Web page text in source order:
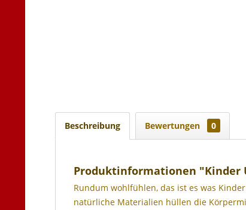
Beschreibung Bewertungen 0
Produktinformationen "Kinder
Rundum wohlfühlen, das ist es was
natürliche Materialien hüllen die